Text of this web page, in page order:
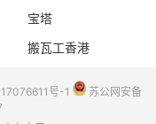
宝塔
搬瓦工香港
号-1
苏公网安备